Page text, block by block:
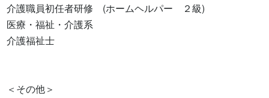
介護職員初任者研修　(ホームヘルパー　２級)
医療・福祉・介護系
介護福祉士
＜その他＞